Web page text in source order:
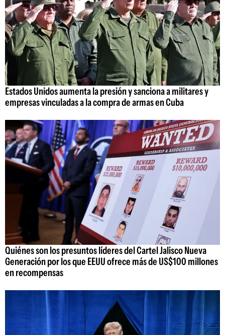
Estados Unidos aumenta la presión y sanciona a militares y
empresas vinculadas a la compra de armas en Cuba
Quiénes son los presuntos líderes del Cartel Jalisco Nueva
Generación por los que EEUU ofrece más de US$100 millones
en recompensas